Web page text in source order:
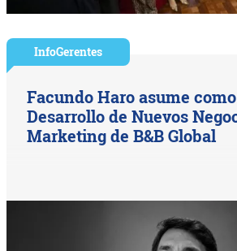
InfoGerentes
Facundo Haro asume
Desarrollo de Nuevos
Marketing de B&B Global